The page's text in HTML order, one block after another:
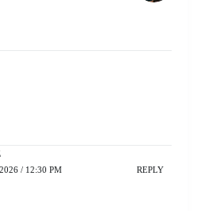
/ 12:30 PM REPLY